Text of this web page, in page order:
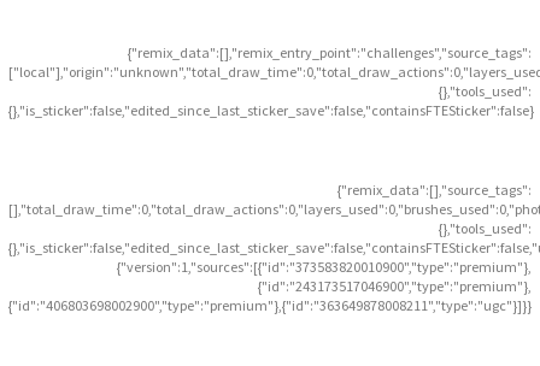
{"remix_data":[],"remix_entry_point":"challenges","source_tags":
{},"tools_used":
{},"is_sticker":false,"edited_since_last_sticker_save":false,"containsFTESticker":false}
{"remix_data":[],"source_tags":
{},"tools_used":
{"version":1,"sources":[{"id":"373583820010900","type":"premium"},
{"id":"243173517046900","type":"premium"},
{"id":"406803698002900","type":"premium"},{"id":"363649878008211","type":"ugc"}]}}